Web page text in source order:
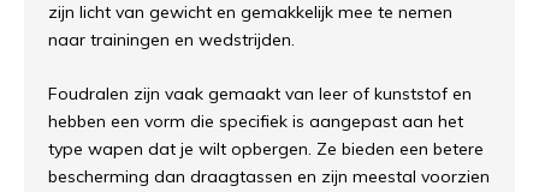
zijn licht van gewicht en gemakkelijk mee te nemen
naar trainingen en wedstrijden.
Foudralen zijn vaak gemaakt van leer of kunststof en
hebben een vorm die specifiek is aangepast aan het
type wapen dat je wilt opbergen. Ze bieden een betere
bescherming dan draagtassen en zijn meestal voorzien